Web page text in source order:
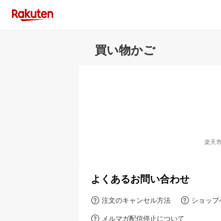
買い物かご
楽天
よくあるお問い合わせ
注文のキャンセル方法 ショッ
メルマガ配信停止について